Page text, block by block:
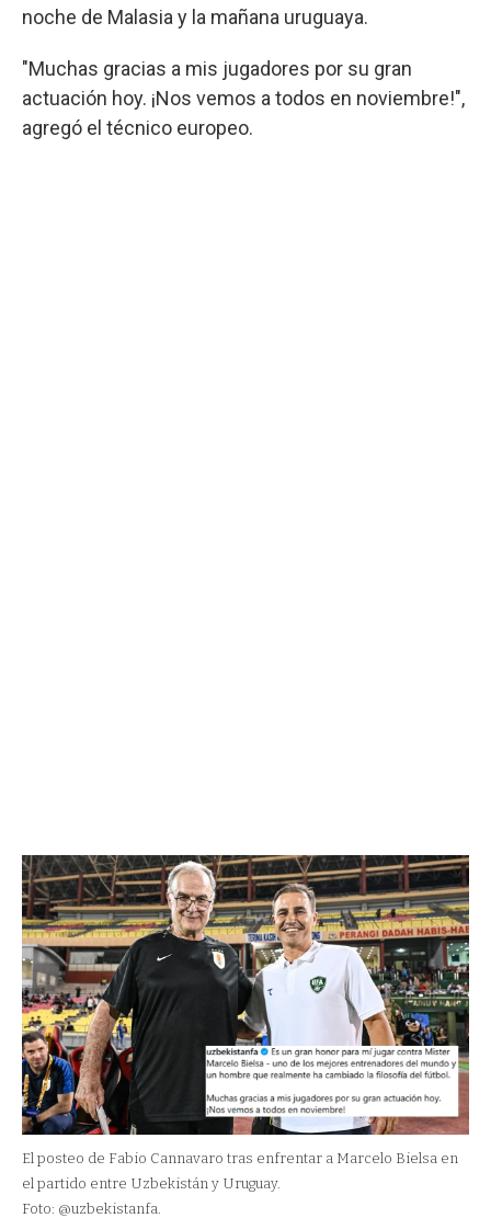
noche de Malasia y la mañana uruguaya.
"Muchas gracias a mis jugadores por su gran
actuación hoy. ¡Nos vemos a todos en noviembre!",
agregó el técnico europeo.
El posteo de Fabio Cannavaro tras enfrentar a Marcelo Bielsa en
el partido entre Uzbekistán y Uruguay.
Foto: @uzbekistanfa.